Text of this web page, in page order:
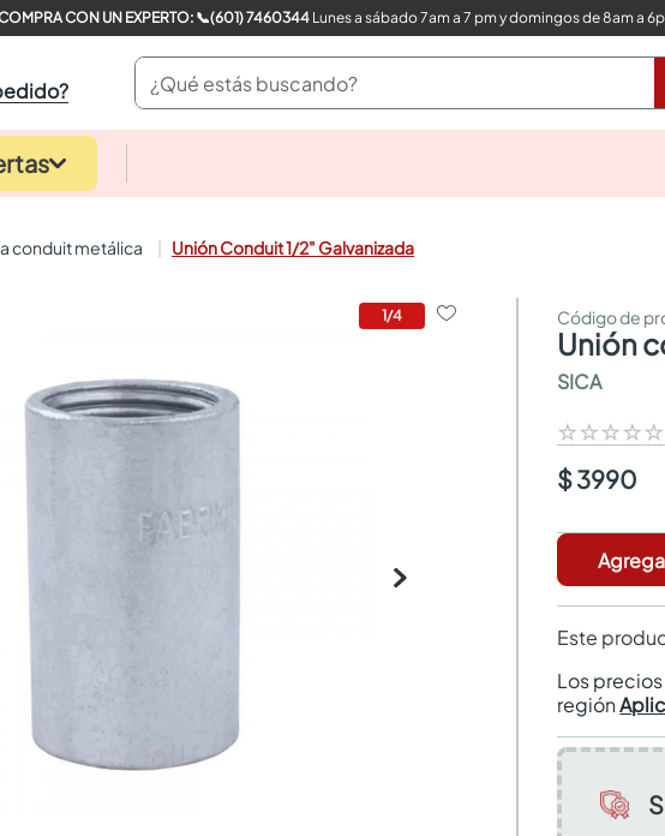
COMPRA CON UN EXPERTO: 📞(601) 7460344Lunes a sábado 7am a 7 pm y domingos de 8am a
¿Qué estás buscando?
conduit metálica Unión Conduit 1/2" Galvanizada
1/4
unión
SICA
☆☆☆☆☆
$ 3990
Este
Los
región
closet
sanitarios
comedores
neveras